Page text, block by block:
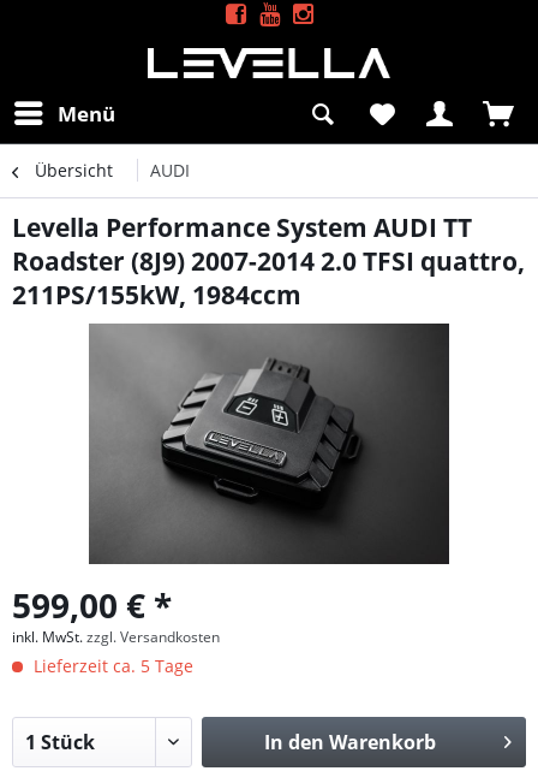
Menü
Übersicht AUDI
Levella Performance System AUDI TT
Roadster (8J9) 2007-2014 2.0 TFSI quattro,
211PS/155kW, 1984ccm
599,00 € *
inkl. MwSt.zzgl. Versandkosten
Lieferzeit ca. 5 Tage
In den Warenkorb